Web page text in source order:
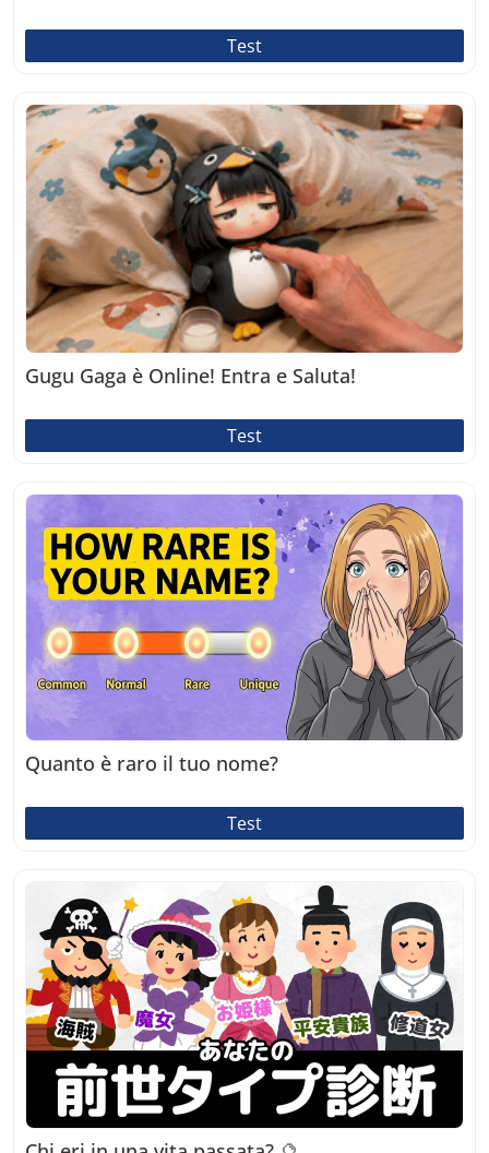
Test
Gugu Gaga è Online! Entra e Saluta!
Test
Quanto è raro il tuo nome?
Test